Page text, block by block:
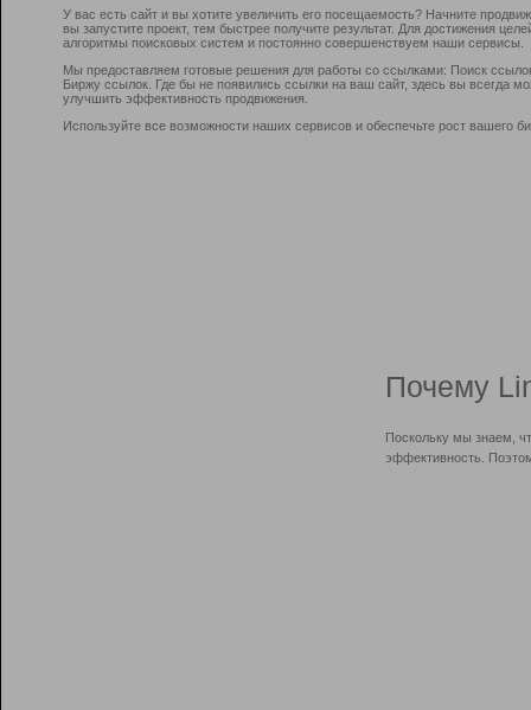
У вас есть сайт и вы хотите увеличить его посещаемость? Начните
вы запустите проект, тем быстрее получите результат. Для достижения
алгоритмы поисковых систем и постоянно совершенствуем наши сервисы.
Мы предоставляем готовые решения для работы со ссылками: Поиск
Биржу ссылок. Где бы не появились ссылки на ваш сайт, здесь вы всегда
улучшить эффективность продвижения.
Используйте все возможности наших сервисов и обеспечьте рост вашего
Почему
Поскольку мы знаем,
эффективность.